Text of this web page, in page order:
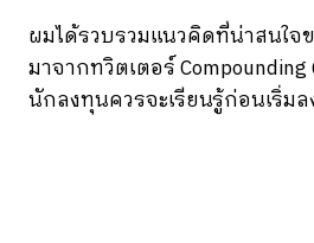
ผมได้รวบรวมแนวคิดที่น่าสนใจ
มาจากทวิตเตอร์
นักลงทุนควรจะเรียนรู้ก่อนเริ่ม